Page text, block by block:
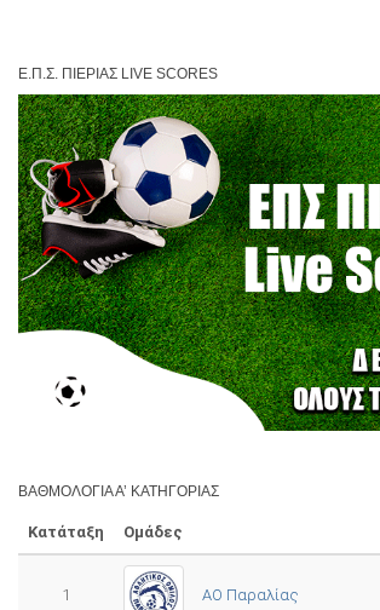
Ε.Π.Σ. ΠΙΕΡΊΑΣ LIVE SCORES
ΒΑΘΜΟΛΟΓΊΑ Α’ ΚΑΤΗΓΟΡΊΑΣ
Κατάταξη Ομάδες
1 ΑΟ Παραλίας